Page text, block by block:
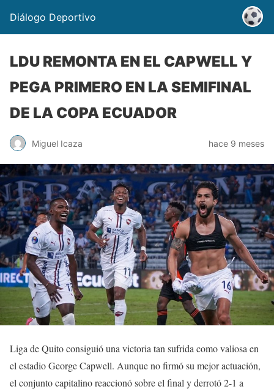
Diálogo Deportivo
LDU REMONTA EN EL CAPWELL Y
PEGA PRIMERO EN LA SEMIFINAL
DE LA COPA ECUADOR
Miguel Icaza hace 9 meses
Liga de Quito consiguió una victoria tan sufrida como valiosa en
el estadio George Capwell. Aunque no firmó su mejor actuación,
el conjunto capitalino reaccionó sobre el final y derrotó 2-1 a